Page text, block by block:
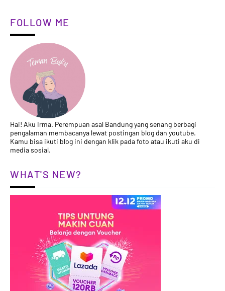
FOLLOW ME
Hai! Aku Irma. Perempuan asal Bandung yang senang berbagi
pengalaman membacanya lewat postingan blog dan youtube.
Kamu bisa ikuti blog ini dengan klik pada foto atau ikuti aku di
media sosial.
WHAT'S NEW?